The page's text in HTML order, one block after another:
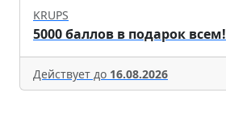
KRUPS
5000 баллов в подарок всем!
Действует до 16.08.2026